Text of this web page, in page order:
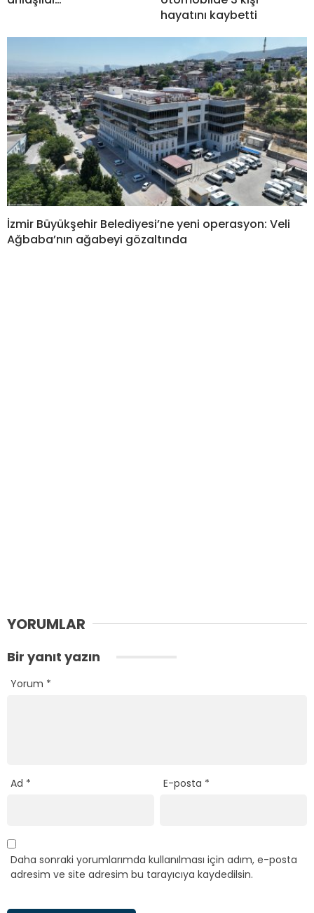
hayatını kaybetti
İzmir Büyükşehir Belediyesi’ne yeni operasyon: Veli
Ağbaba’nın ağabeyi gözaltında
YORUMLAR
Bir yanıt yazın
Yorum *
Ad * E-posta *
Daha sonraki yorumlarımda kullanılması için adım, e-posta
adresim ve site adresim bu tarayıcıya kaydedilsin.